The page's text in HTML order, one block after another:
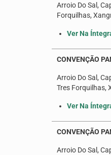
Arroio Do Sal,
Forquilhas,
Ver Na
CONVENÇÃO
Arroio Do Sal,
Tres Forquilhas,
Ver Na
CONVENÇÃO
Arroio Do Sal,